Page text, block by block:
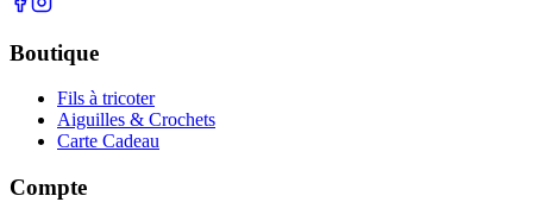
Boutique
Fils à tricoter
Aiguilles & Crochets
Carte Cadeau
Compte